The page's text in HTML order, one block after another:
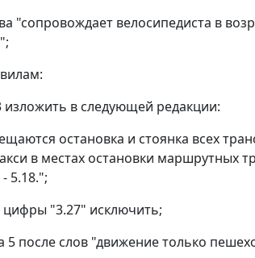
"сопровождает велосипедиста в
изложить в следующей редакции:
остановка и стоянка всех
в местах остановки маршрутных
5.18.";
цифры "3.27" исключить;
5 после слов "движение только